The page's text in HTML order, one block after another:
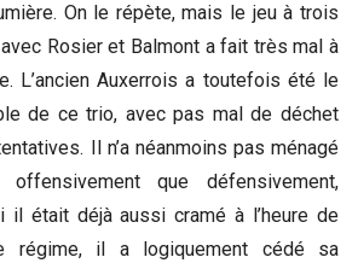
On le répète, mais le jeu à trois
Rosier et Balmont a fait très mal à
L’ancien Auxerrois a toutefois été le
de ce trio, avec pas mal de déchet
Il n’a néanmoins pas ménagé
que défensivement,
il était déjà aussi cramé à l’heure de
régime, il a logiquement cédé sa